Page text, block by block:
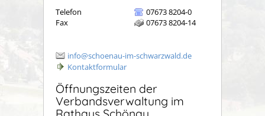
Telefon
07673 8204-0
Fax
07673 8204-14
info@schoenau-im-schwarzwald.de
Kontaktformular
Öffnungszeiten der
Verbandsverwaltung im